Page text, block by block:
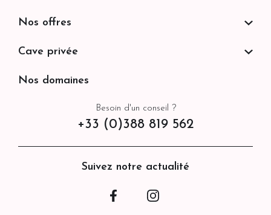
Besoin d'un conseil ?
+33 (0)388 819 562
Suivez notre actualité
Facebook
Nos offres
Cave privée
Nos domaines